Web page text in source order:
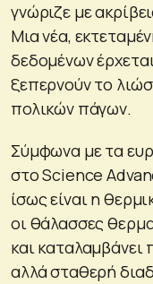
γνώριζε με
Μια νέα,
δεδομένων
ξεπερνούν το
πολικών πάγων.
Σύμφωνα με τα
στο Science
ίσως είναι η
οι θάλασσες
και
αλλά σταθερή